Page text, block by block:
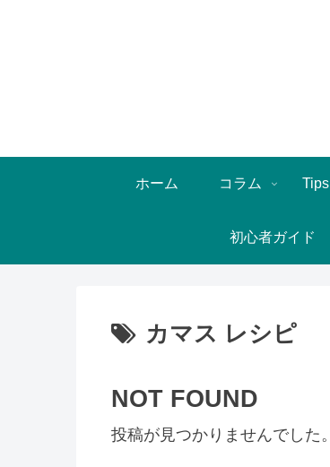
ホーム コラム Tips
初心者ガイド
カマス レシピ
NOT FOUND
投稿が見つかりませんでした。